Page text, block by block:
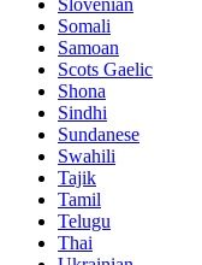
Slovenian
Somali
Samoan
Scots Gaelic
Shona
Sindhi
Sundanese
Swahili
Tajik
Tamil
Telugu
Thai